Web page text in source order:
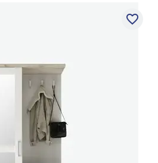
favorite_border